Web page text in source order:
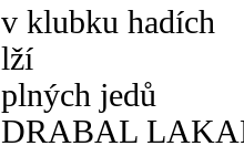
v klubku hadích
lží
plných jedů
DRABAL